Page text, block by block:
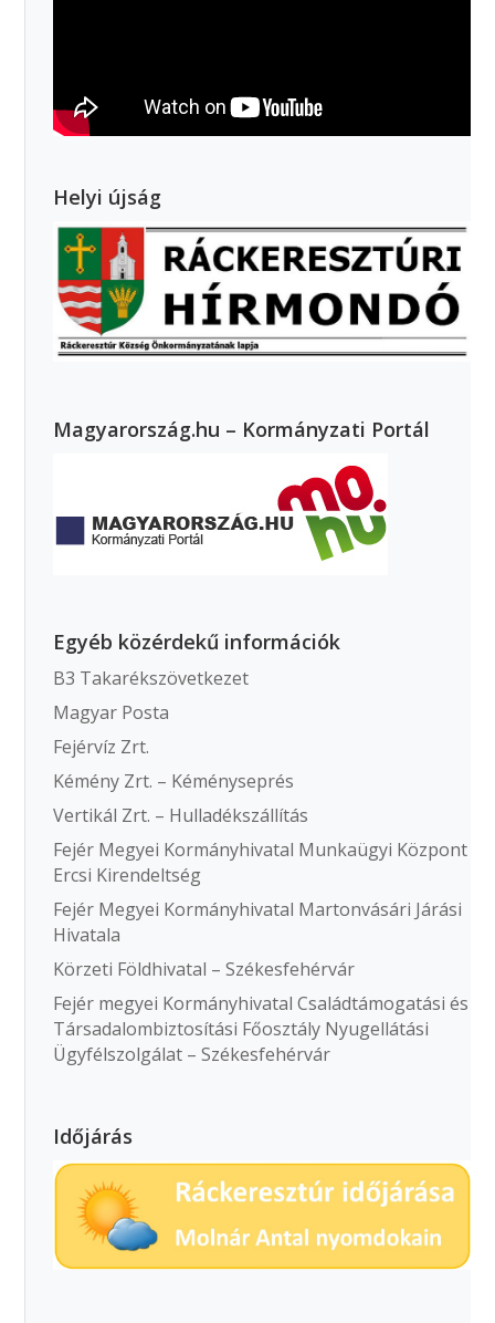
Helyi újság
Magyarország.hu – Kormányzati Portál
Egyéb közérdekű információk
B3 Takarékszövetkezet
Magyar Posta
Fejérvíz Zrt.
Kémény Zrt. – Kéményseprés
Vertikál Zrt. – Hulladékszállítás
Fejér Megyei Kormányhivatal Munkaügyi Központ
Ercsi Kirendeltség
Fejér Megyei Kormányhivatal Martonvásári Járási
Hivatala
Körzeti Földhivatal – Székesfehérvár
Fejér megyei Kormányhivatal Családtámogatási és
Társadalombiztosítási Főosztály Nyugellátási
Ügyfélszolgálat – Székesfehérvár
Időjárás